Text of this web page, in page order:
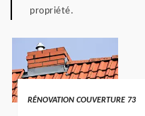
propriété.
RÉNOVATION COUVERTURE 73